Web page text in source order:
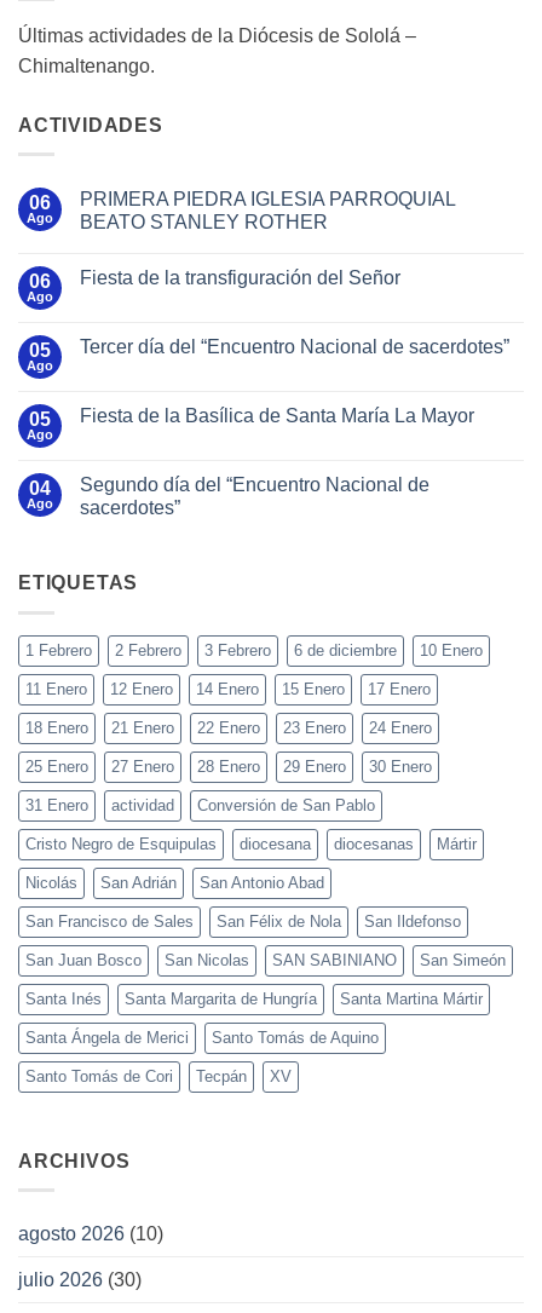
Últimas actividades de la Diócesis de Sololá –
Chimaltenango.
ACTIVIDADES
06
Ago
PRIMERA PIEDRA IGLESIA PARROQUIAL
BEATO STANLEY ROTHER
06
Ago
Fiesta de la transfiguración del Señor
05
Ago
Tercer día del “Encuentro Nacional de sacerdotes”
05
Ago
Fiesta de la Basílica de Santa María La Mayor
04
Ago
Segundo día del “Encuentro Nacional de
sacerdotes”
ETIQUETAS
1 Febrero 2 Febrero 3 Febrero 6 de diciembre 10 Enero
11 Enero 12 Enero 14 Enero 15 Enero 17 Enero
18 Enero 21 Enero 22 Enero 23 Enero 24 Enero
25 Enero 27 Enero 28 Enero 29 Enero 30 Enero
31 Enero actividad Conversión de San Pablo
Cristo Negro de Esquipulas diocesana diocesanas Mártir
Nicolás San Adrián San Antonio Abad
San Francisco de Sales San Félix de Nola San Ildefonso
San Juan Bosco San Nicolas SAN SABINIANO San Simeón
Santa Inés Santa Margarita de Hungría Santa Martina Mártir
Santa Ángela de Merici Santo Tomás de Aquino
Santo Tomás de Cori Tecpán XV
ARCHIVOS
agosto 2026 (10)
julio 2026 (30)